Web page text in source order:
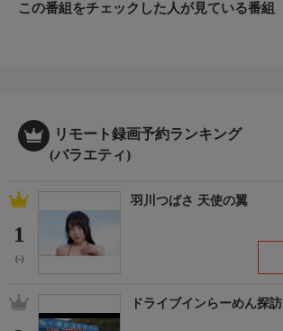
この番組をチェックした人が見ている番組
リモート録画予約ランキング
(バラエティ)
1
(-)
羽川つばさ 天使の翼
ドライブインらーめん探訪